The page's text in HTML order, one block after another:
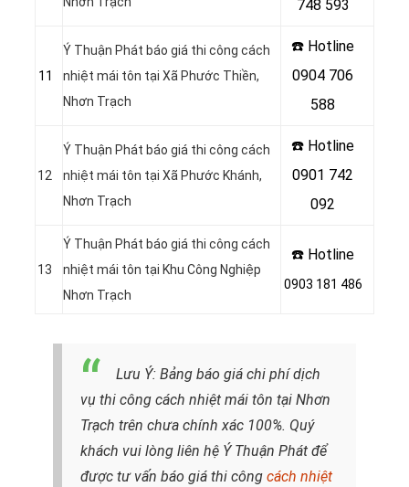
748 593
11
Ý Thuận Phát báo giá thi công cách
nhiệt mái tôn tại Xã Phước Thiền,
Nhơn Trạch
☎️ Hotline
0904 706
588
12
Ý Thuận Phát báo giá thi công cách
nhiệt mái tôn tại Xã Phước Khánh,
Nhơn Trạch
☎️ Hotline
0901 742
092
13
Ý Thuận Phát báo giá thi công cách
nhiệt mái tôn tại Khu Công Nghiệp
Nhơn Trạch
☎️ Hotline
0903 181 486
Lưu Ý: Bảng báo giá chi phí dịch
vụ thi công cách nhiệt mái tôn tại Nhơn
Trạch trên chưa chính xác 100%. Quý
khách vui lòng liên hệ Ý Thuận Phát để
được tư vấn báo giá thi công cách nhiệt